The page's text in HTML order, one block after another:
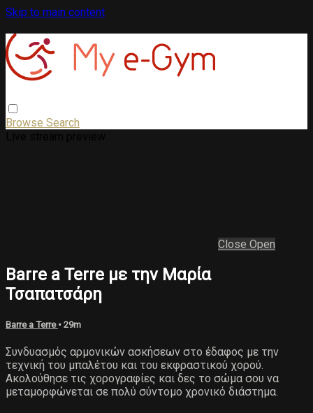
Skip to main content
Browse Search
Close Open
Barre a Terre με την Μαρία
Τσαπατσάρη
Barre a Terre • 29m
Συνδυασμός αρμονικών ασκήσεων στο έδαφος με την
τεχνική του μπαλέτου και του εκφραστικού χορού.
Ακολούθησε τις χορογραφίες και δες το σώμα σου να
μεταμορφώνεται σε πολύ σύντομο χρονικό διάστημα.